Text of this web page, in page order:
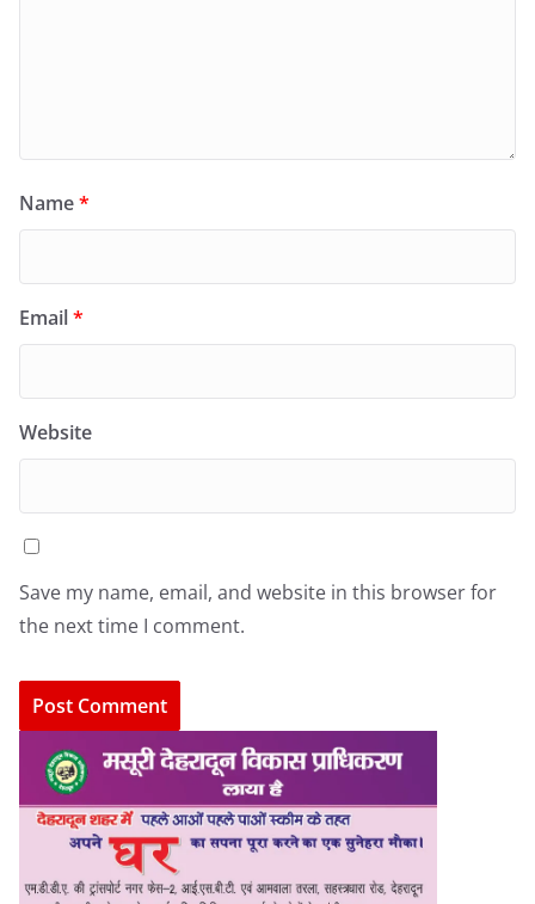
Name*
Email*
Website
Save my name, email, and website in this browser for
the next time I comment.